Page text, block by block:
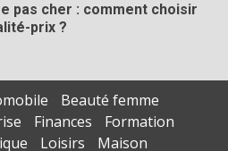
pas cher : comment choisir
prix ?
Beauté femme
Finances
Formation
Loisirs Maison